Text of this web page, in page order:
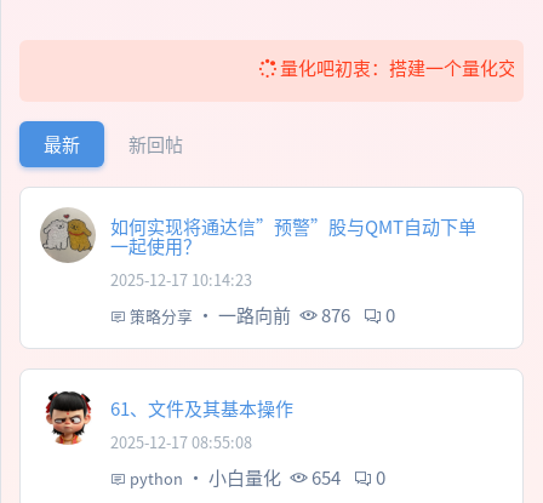
量化吧初衷：搭建一个量化交流社
最新 新回帖
如何实现将通达信”预警”股与QMT自动下单
一起使用？
2025-12-17 10:14:23
策略分享 · 一路向前 876 0
61、文件及其基本操作
2025-12-17 08:55:08
python · 小白量化 654 0